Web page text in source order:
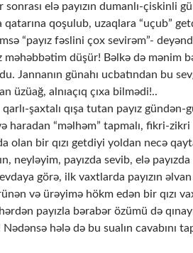
sonrası elə payızın dumanlı-çiskinli
qoşulub, uzaqlara “uçub”
“payız fəslini çox sevirəm”-
məhəbbətim düşür! Bəlkə də mənim
Jannanın günahı ucbatından bu
üzüağ, alnıaçıq çıxa bilmədi!..
şaxtalı qışa tutan payız gündən-
haradan “məlhəm” tapmalı, fikri-
olan bir qızı getdiyi yoldan necə
neyləyim, payızda sevib, elə
görə, ilk vaxtlarda payızın əlvan
və ürəyimə hökm edən bir qızı
payızla bərabər özümü də
hələ də bu sualın cavabını